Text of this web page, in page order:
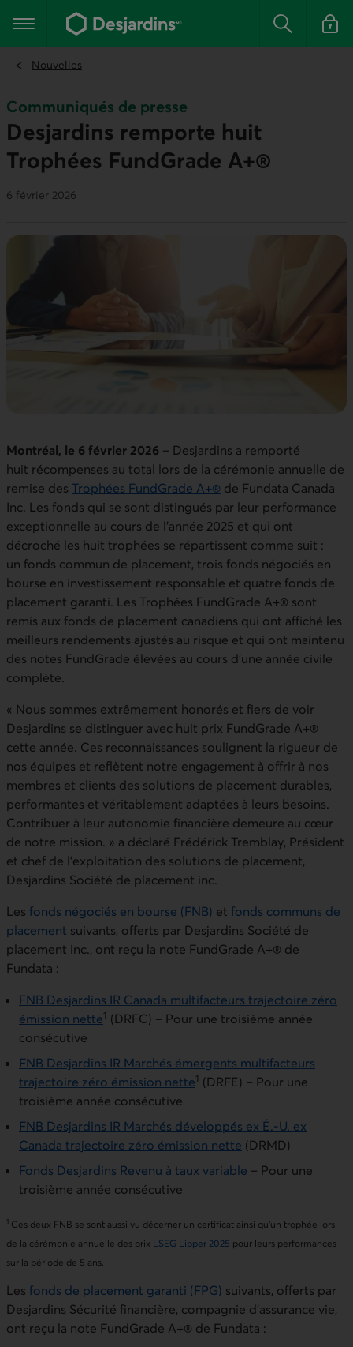
contenu
Menu principal Rechercher
Se
Nouvelles
Communiqués de presse
Desjardins remporte huit
Trophées FundGrade A+®
6 février 2026
Montréal, le 6 février 2026 – Desjardins a remporté
huit récompenses au total lors de la cérémonie annuelle de
remise des Trophées FundGrade A+® de Fundata Canada
Inc. Les fonds qui se sont distingués par leur performance
exceptionnelle au cours de l’année 2025 et qui ont
décroché les huit trophées se répartissent comme suit :
un fonds commun de placement, trois fonds négociés en
bourse en investissement responsable et quatre fonds de
placement garanti. Les Trophées FundGrade A+® sont
remis aux fonds de placement canadiens qui ont affiché les
meilleurs rendements ajustés au risque et qui ont maintenu
des notes FundGrade élevées au cours d’une année civile
complète.
« Nous sommes extrêmement honorés et fiers de voir
Desjardins se distinguer avec huit prix FundGrade A+®
cette année. Ces reconnaissances soulignent la rigueur de
nos équipes et reflètent notre engagement à offrir à nos
membres et clients des solutions de placement durables,
performantes et véritablement adaptées à leurs besoins.
Contribuer à leur autonomie financière demeure au cœur
de notre mission. » a déclaré Frédérick Tremblay, Président
et chef de l’exploitation des solutions de placement,
Desjardins Société de placement inc.
Les fonds négociés en bourse (FNB) et fonds communs de
placement suivants, offerts par Desjardins Société de
placement inc., ont reçu la note FundGrade A+® de
Fundata :
FNB Desjardins IR Canada multifacteurs trajectoire zéro
émission nette1 (DRFC) – Pour une troisième année
consécutive
FNB Desjardins IR Marchés émergents multifacteurs
trajectoire zéro émission nette1 (DRFE) – Pour une
troisième année consécutive
FNB Desjardins IR Marchés développés ex É.-U. ex
Canada trajectoire zéro émission nette (DRMD)
Fonds Desjardins Revenu à taux variable – Pour une
troisième année consécutive
1 Ces deux FNB se sont aussi vu décerner un certificat ainsi qu’un trophée lors
de la cérémonie annuelle des prix LSEG Lipper 2025 pour leurs performances
sur la période de 5 ans.
Les fonds de placement garanti (FPG) suivants, offerts par
Desjardins Sécurité financière, compagnie d’assurance vie,
ont reçu la note FundGrade A+® de Fundata :